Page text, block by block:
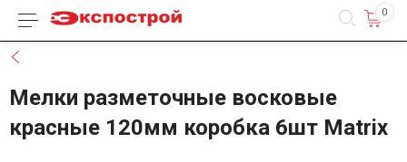
Каталог товаров 0
Мелки разметочные восковые
красные 120мм коробка 6шт Matrix